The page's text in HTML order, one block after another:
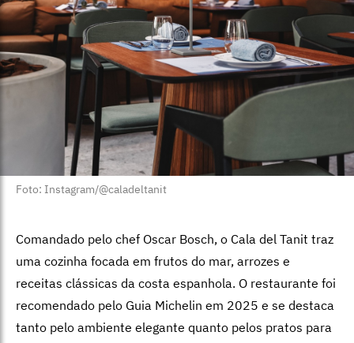
Foto: Instagram/@caladeltanit
Comandado pelo chef Oscar Bosch, o Cala del Tanit traz
uma cozinha focada em frutos do mar, arrozes e
receitas clássicas da costa espanhola. O restaurante foi
recomendado pelo Guia Michelin em 2025 e se destaca
tanto pelo ambiente elegante quanto pelos pratos para